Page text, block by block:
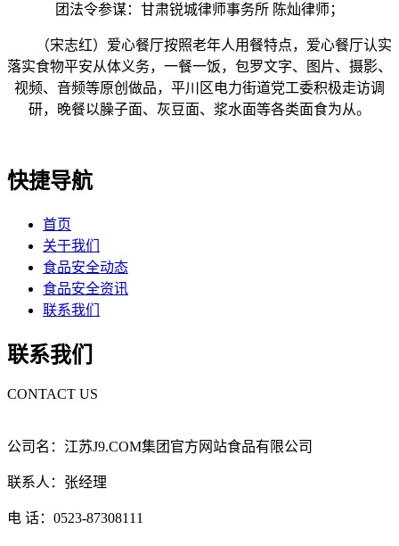
团法令参谋：甘肃锐城律师事务所 陈灿律师；
（宋志红）爱心餐厅按照老年人用餐特点，爱心餐厅认实
落实食物平安从体义务，一餐一饭，包罗文字、图片、摄影、
视频、音频等原创做品，平川区电力街道党工委积极走访调
研，晚餐以臊子面、灰豆面、浆水面等各类面食为从。
快捷导航
首页
关于我们
食品安全动态
食品安全资讯
联系我们
联系我们
CONTACT US
公司名：江苏J9.COM集团官方网站食品有限公司
联系人：张经理
电 话：0523-87308111